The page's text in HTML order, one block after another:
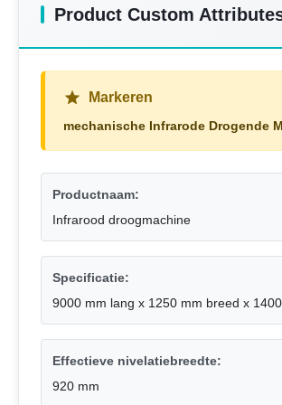
Product Custom
Markeren
mechanische Infrarode Drogende
Productnaam:
Infrarood droogmachine
Specificatie:
9000 mm lang x 1250 mm breed x
Effectieve nivelatiebreedte:
920 mm